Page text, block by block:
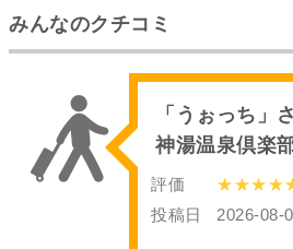
みんなのクチコミ
「うぉっち」
神湯温泉倶楽
評価
投稿日
2026-08-